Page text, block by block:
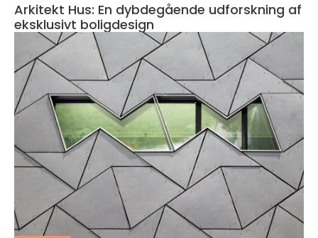
Arkitekt Hus: En dybdegående udforskning af
eksklusivt boligdesign